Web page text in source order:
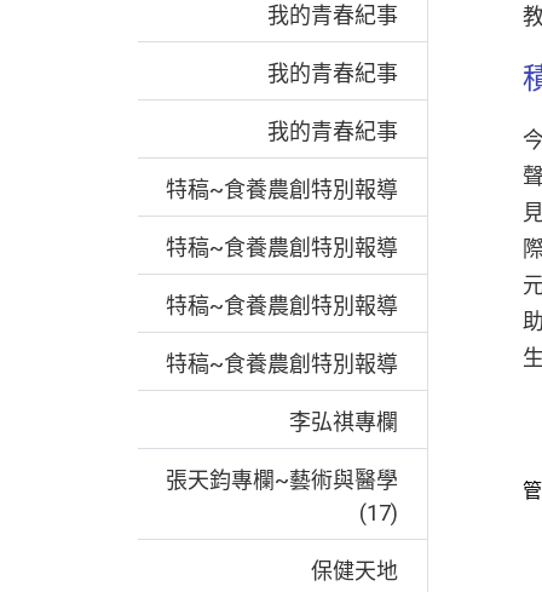
我的青春紀事
我的青春紀事
我的青春紀事
特稿~食養農創特別報導
特稿~食養農創特別報導
特稿~食養農創特別報導
特稿~食養農創特別報導
李弘祺專欄
張天鈞專欄~藝術與醫學
(17)
保健天地